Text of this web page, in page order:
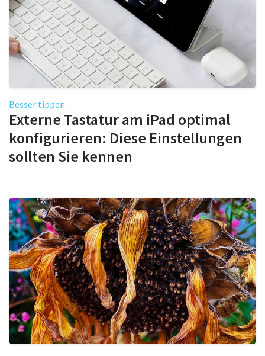
Besser tippen
Externe Tastatur am iPad optimal
konfigurieren: Diese Einstellungen
sollten Sie kennen